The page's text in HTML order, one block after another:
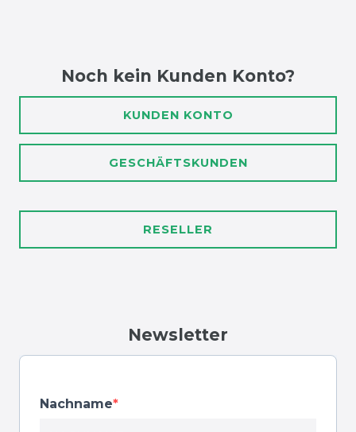
Noch kein Kunden Konto?
KUNDEN KONTO
GESCHÄFTSKUNDEN
RESELLER
Newsletter
Nachname